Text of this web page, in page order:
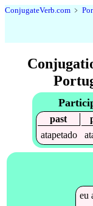
ConjugateVerb.com ﹥
past
atapetado
eu